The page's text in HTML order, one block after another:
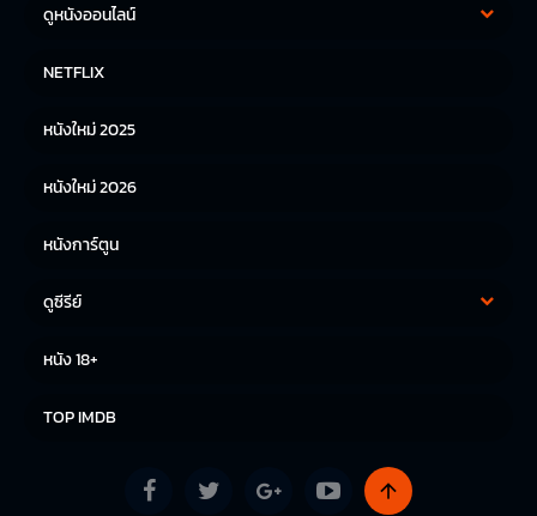
ดูหนังออนไลน์
หนังญี่ปุ่น
NETFLIX
หนังใหม่ 2025
หนังใหม่ 2026
หนังการ์ตูน
ดูซีรีย์
หนัง 18+
TOP IMDB